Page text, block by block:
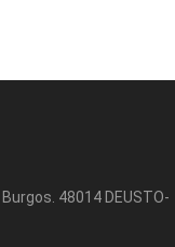
48014 DEUSTO-